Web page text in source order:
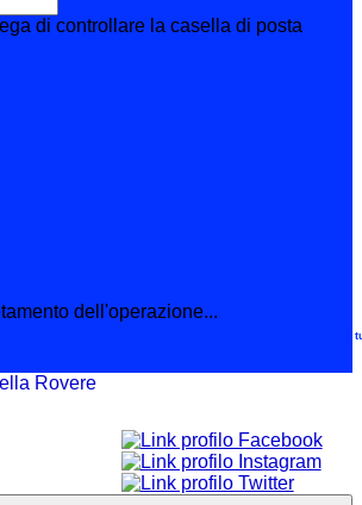
di controllare la casella di posta
dell'operazione...
Le